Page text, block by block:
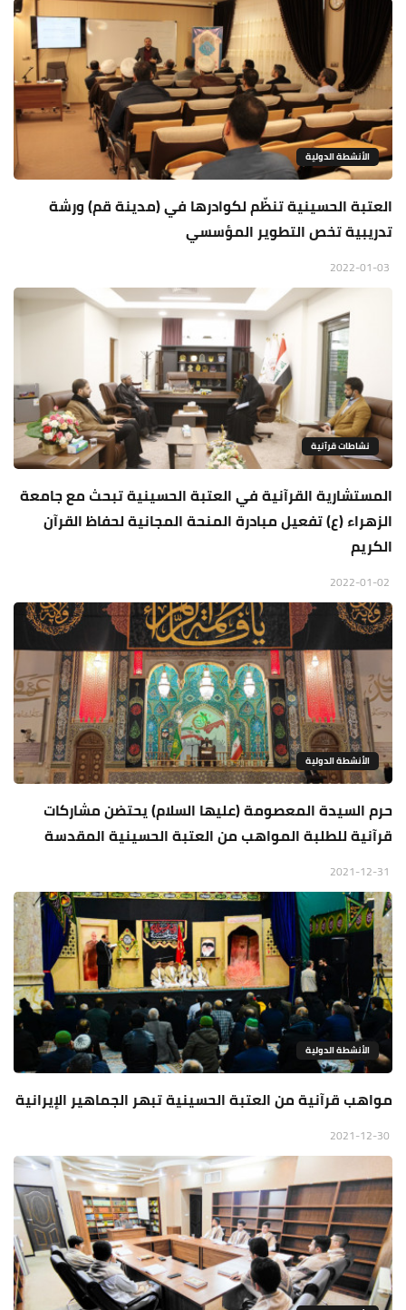
الأنشطة الدولية
العتبة الحسينية تنظّم لكوادرها في (مدينة قم) ورشة
تدريبية تخص التطوير المؤسسي
نشاطات قرآنية
المستشارية القرآنية في العتبة الحسينية تبحث مع جامعة
الزهراء (ع) تفعيل مبادرة المنحة المجانية لحفاظ القرآن
الكريم
الأنشطة الدولية
حرم السيدة المعصومة (عليها السلام) يحتضن مشاركات
قرآنية للطلبة المواهب من العتبة الحسينية المقدسة
الأنشطة الدولية
مواهب قرآنية من العتبة الحسينية تبهر الجماهير الإيرانية